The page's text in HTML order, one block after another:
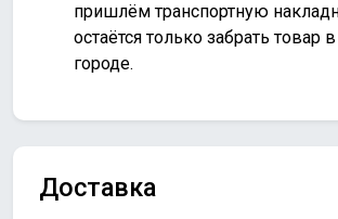
пришлём транспортную
остаётся только забрать товар
городе.
Доставка